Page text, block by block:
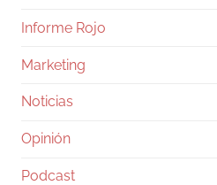
Informe Rojo
Marketing
Noticias
Opinión
Podcast